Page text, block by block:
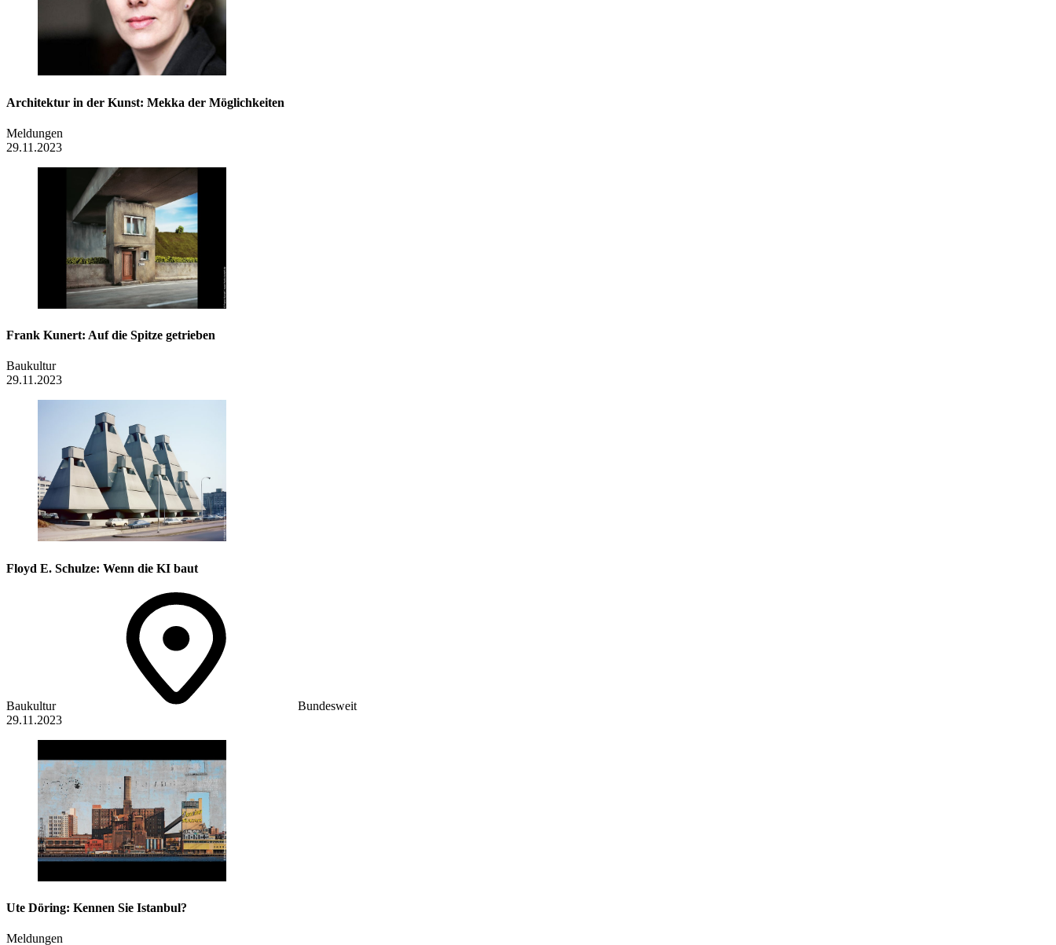
Architektur in der Kunst: Mekka der Möglichkeiten
Meldungen
29.11.2023
Frank Kunert: Auf die Spitze getrieben
Baukultur
29.11.2023
Floyd E. Schulze: Wenn die KI baut
Baukultur
Bundesweit
29.11.2023
Ute Döring: Kennen Sie Istanbul?
Meldungen